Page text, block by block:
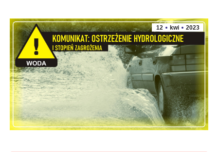
kwi
12 2023